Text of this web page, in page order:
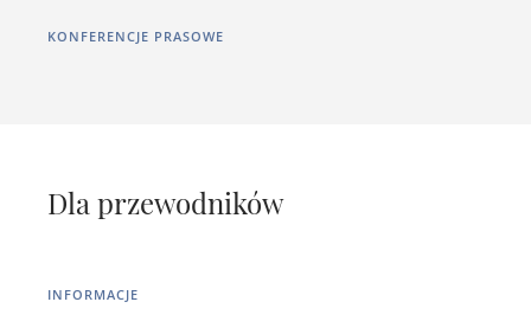
KONFERENCJE PRASOWE
Dla przewodników
INFORMACJE